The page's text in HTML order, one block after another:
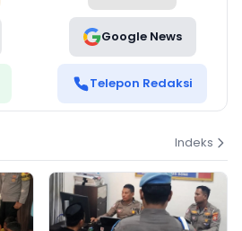
Google News
Telepon Redaksi
Indeks